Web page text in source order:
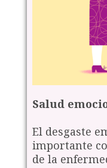
Salud
El desgaste
importante
de la